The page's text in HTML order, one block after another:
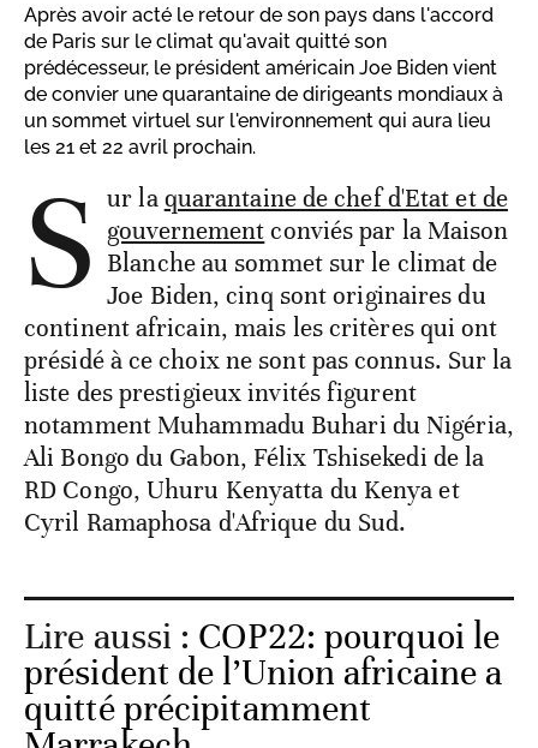
Après avoir acté le retour de son pays dans l'accord
de Paris sur le climat qu'avait quitté son
prédécesseur, le président américain Joe Biden vient
de convier une quarantaine de dirigeants mondiaux à
un sommet virtuel sur l'environnement qui aura lieu
les 21 et 22 avril prochain.
S ur laquarantaine de chef d'Etat et de
gouvernementconviés par la Maison
Blanche au sommet sur le climat de
Joe Biden, cinq sont originaires du
continent africain, mais les critères qui ont
présidé à ce choix ne sont pas connus. Sur la
liste des prestigieux invités figurent
notamment Muhammadu Buhari du Nigéria,
Ali Bongo du Gabon, Félix Tshisekedi de la
RD Congo, Uhuru Kenyatta du Kenya et
Cyril Ramaphosa d'Afrique du Sud.
Lire aussi : COP22: pourquoi le
président de l’Union africaine a
quitté précipitamment